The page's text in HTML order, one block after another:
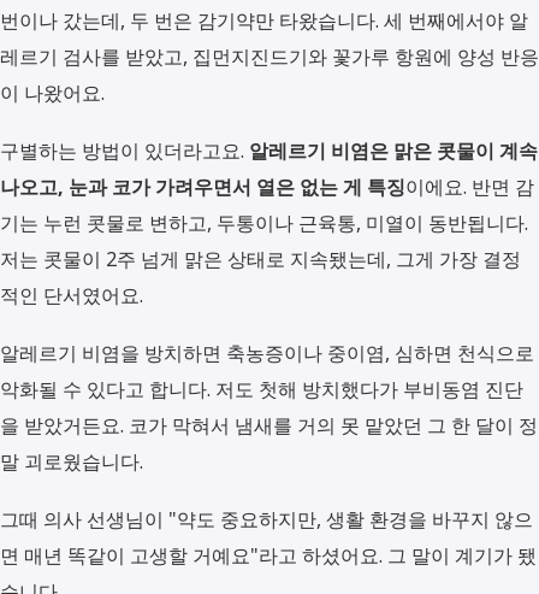
번이나 갔는데, 두 번은 감기약만 타왔습니다. 세 번째에서야 알
레르기 검사를 받았고, 집먼지진드기와 꽃가루 항원에 양성 반응
이 나왔어요.
구별하는 방법이 있더라고요. 알레르기 비염은 맑은 콧물이 계속
나오고, 눈과 코가 가려우면서 열은 없는 게 특징이에요. 반면 감
기는 누런 콧물로 변하고, 두통이나 근육통, 미열이 동반됩니다.
저는 콧물이 2주 넘게 맑은 상태로 지속됐는데, 그게 가장 결정
적인 단서였어요.
알레르기 비염을 방치하면 축농증이나 중이염, 심하면 천식으로
악화될 수 있다고 합니다. 저도 첫해 방치했다가 부비동염 진단
을 받았거든요. 코가 막혀서 냄새를 거의 못 맡았던 그 한 달이 정
말 괴로웠습니다.
그때 의사 선생님이 "약도 중요하지만, 생활 환경을 바꾸지 않으
면 매년 똑같이 고생할 거예요"라고 하셨어요. 그 말이 계기가 됐